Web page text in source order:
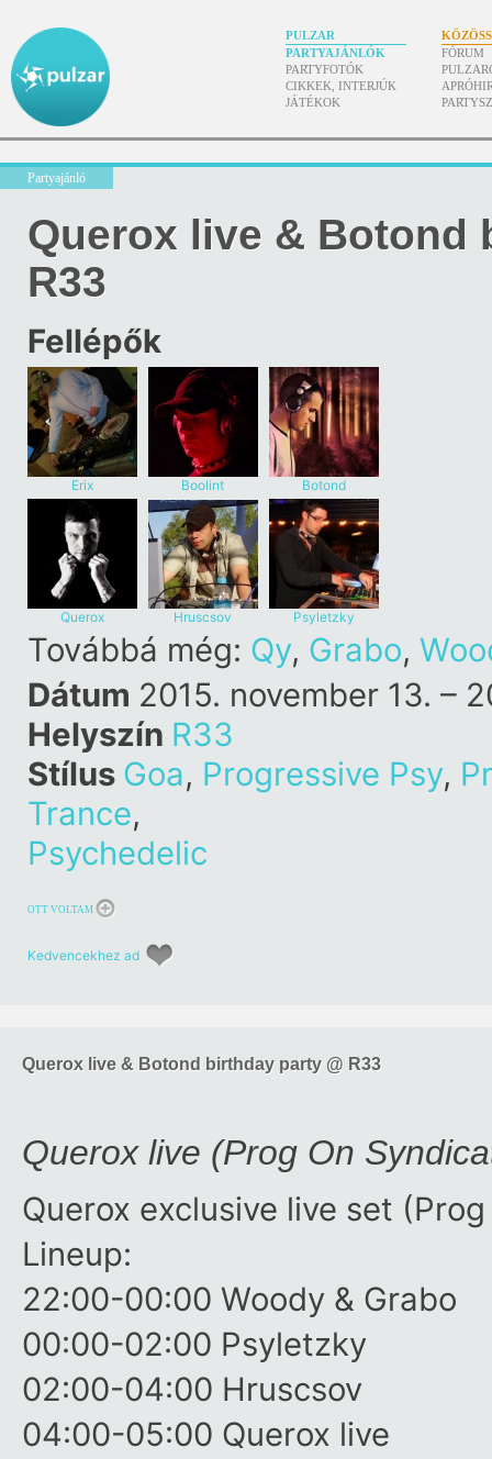
PULZAR
PARTYAJÁNLÓK
PARTYFOTÓK
CIKKEK, INTERJÚK
JÁTÉKOK
FÓRUM
Partyajánló
Querox live & Botond
R33
Fellépők
Erix Boolint Botond
Querox Hruscsov Psyletzky
Továbbá még: Qy, Grabo,
Dátum 2015. november 13. –
Helyszín R33
Stílus Goa, Progressive Psy,
Trance,
Psychedelic
OTT VOLTAM
Kedvencekhez ad
Querox live & Botond birthday party @ R33
Querox live (Prog On
Querox exclusive live set
Lineup:
22:00-00:00 Woody & Grabo
00:00-02:00 Psyletzky
02:00-04:00 Hruscsov
04:00-05:00 Querox live